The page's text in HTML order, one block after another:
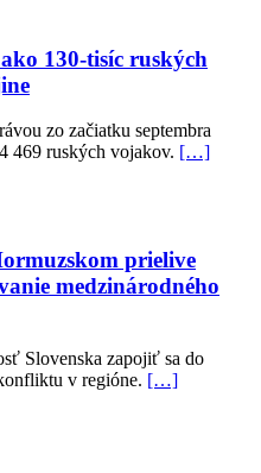
130-tisíc ruských
zo začiatku septembra
469 ruských vojakov. […]
prielive
medzinárodného
Slovenska zapojiť sa do
v regióne. […]